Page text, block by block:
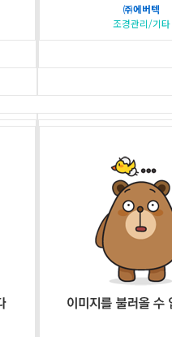
㈜에버텍
조경관리/기타